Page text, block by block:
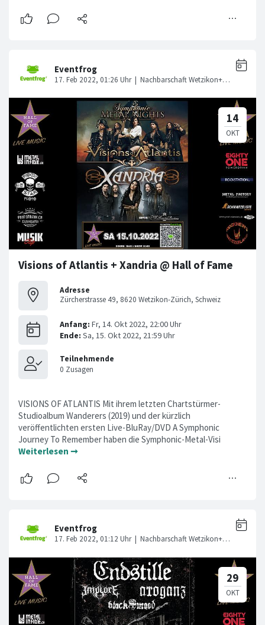
Visions of Atlantis + Xandria @ Hall of Fame
Adresse
Zürcherstrasse 49, 8620 Wetzikon-Zürich, Schweiz
VISIONS OF ATLANTIS Mit ihrem letzten Chartstürmer-
Studioalbum Wanderers (2019) und der kürzlich
veröffentlichten ersten Live-BluRay/DVD A Symphonic
Journey To Remember haben die Symphonic-Metal-Visi
Weiterlesen ➞